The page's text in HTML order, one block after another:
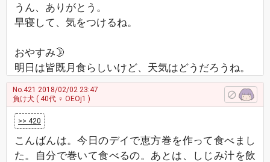
うん、ありがとう。
早寝して、気をつけるね。
おやすみ🌛
明日は皆既月食らしいけど、天気はどうだろうね。
No.421 2018/02/02 23:47
負け犬 ( 40代 ♀ OEOj1 )
>> 420
こんばんは。今日のデイで恵方巻を作って食べまし
た。自分で巻いて食べるの。あとは、しじみ汁を飲